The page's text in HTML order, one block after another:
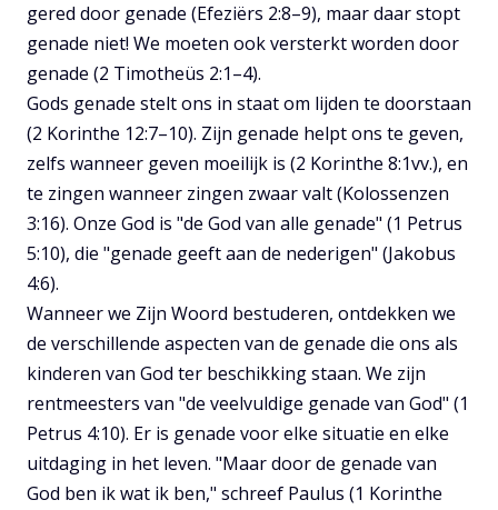
gered door genade (Efeziërs 2:8–9), maar daar stopt
genade niet! We moeten ook versterkt worden door
genade (2 Timotheüs 2:1–4).
Gods genade stelt ons in staat om lijden te doorstaan
(2 Korinthe 12:7–10). Zijn genade helpt ons te geven,
zelfs wanneer geven moeilijk is (2 Korinthe 8:1vv.), en
te zingen wanneer zingen zwaar valt (Kolossenzen
3:16). Onze God is "de God van alle genade" (1 Petrus
5:10), die "genade geeft aan de nederigen" (Jakobus
4:6).
Wanneer we Zijn Woord bestuderen, ontdekken we
de verschillende aspecten van de genade die ons als
kinderen van God ter beschikking staan. We zijn
rentmeesters van "de veelvuldige genade van God" (1
Petrus 4:10). Er is genade voor elke situatie en elke
uitdaging in het leven. "Maar door de genade van
God ben ik wat ik ben," schreef Paulus (1 Korinthe